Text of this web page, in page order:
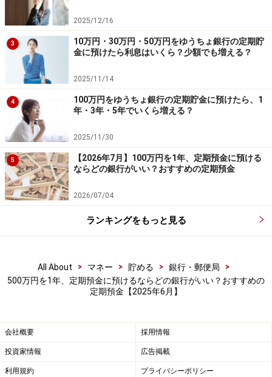
商品名：円定期預金 BANK The 定期【BANK口座限
定】
金利：0.65％
預入期間：1年
預入金額：50万円以上（1円単位）
※新規口座開設の場合は「BANK The Giftスペシャル定
期」が利用でき、1年ものの金利が年1.25％となる。
2025年4月25日～8月15日までに口座開設が条件。預入
額は50万円以上1円単位で、1人1000万円まで。募集総額
500億円に到達した時点で取扱終了。
2025/12/16
3
10万円・30万円・50万円をゆうちょ銀行の定期貯
金に預けたら利息はいくら？少額でも増える？
2025/11/14
4
100万円をゆうちょ銀行の定期貯金に預けたら、1
年・3年・5年でいくら増える？
2025/11/30
5
【2026年7月】100万円を1年、定期預金に預ける
ならどの銀行がいい？おすすめの定期預金
2026/07/04
ランキングをもっと見る
All About > マネー > 貯める > 銀行・郵便局
>
500万円を1年、定期預金に預けるならどの銀行がいい？おすすめの
定期預金【2025年6月】
会社概要 採用情報
投資家情報 広告掲載
利用規約 プライバシーポリシー